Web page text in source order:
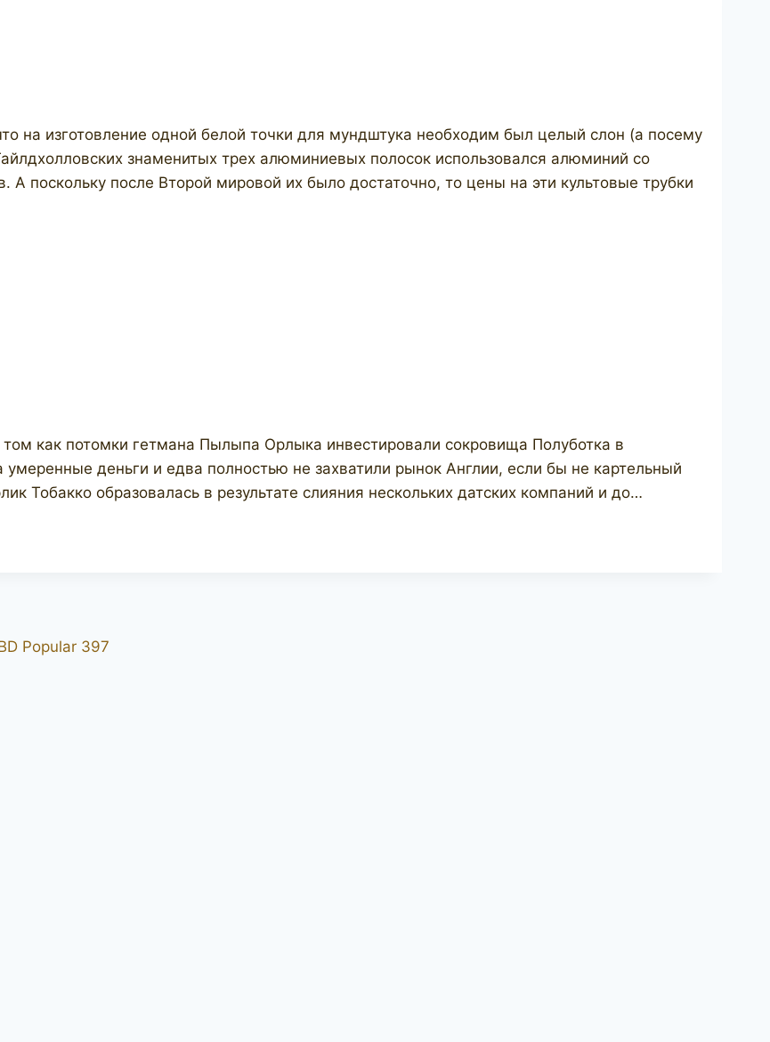
на изготовление одной белой точки для мундштука необходим был целый слон (а посему
знаменитых трех алюминиевых полосок использовался алюминий со
поскольку после Второй мировой их было достаточно, то цены на эти культовые трубки
как потомки гетмана Пылыпа Орлыка инвестировали сокровища Полуботка в
деньги и едва полностью не захватили рынок Англии, если бы не картельный
Тобакко образовалась в результате слияния нескольких датских компаний и до…
Popular 397